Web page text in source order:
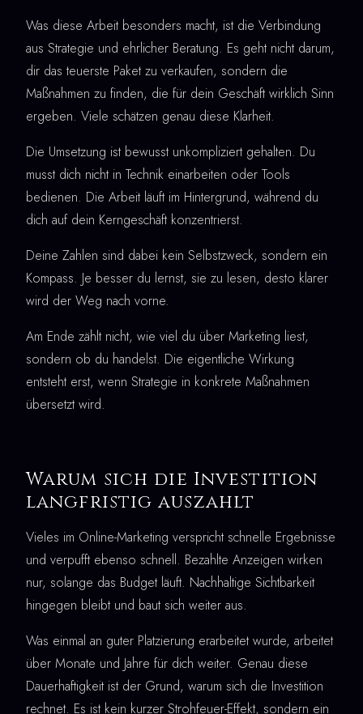
Was diese Arbeit besonders macht, ist die Verbindung
aus Strategie und ehrlicher Beratung. Es geht nicht darum,
dir das teuerste Paket zu verkaufen, sondern die
Maßnahmen zu finden, die für dein Geschäft wirklich Sinn
ergeben. Viele schätzen genau diese Klarheit.
Die Umsetzung ist bewusst unkompliziert gehalten. Du
musst dich nicht in Technik einarbeiten oder Tools
bedienen. Die Arbeit läuft im Hintergrund, während du
dich auf dein Kerngeschäft konzentrierst.
Deine Zahlen sind dabei kein Selbstzweck, sondern ein
Kompass. Je besser du lernst, sie zu lesen, desto klarer
wird der Weg nach vorne.
Am Ende zählt nicht, wie viel du über Marketing liest,
sondern ob du handelst. Die eigentliche Wirkung
entsteht erst, wenn Strategie in konkrete Maßnahmen
übersetzt wird.
Warum sich die Investition
langfristig auszahlt
Vieles im Online-Marketing verspricht schnelle Ergebnisse
und verpufft ebenso schnell. Bezahlte Anzeigen wirken
nur, solange das Budget läuft. Nachhaltige Sichtbarkeit
hingegen bleibt und baut sich weiter aus.
Was einmal an guter Platzierung erarbeitet wurde, arbeitet
über Monate und Jahre für dich weiter. Genau diese
Dauerhaftigkeit ist der Grund, warum sich die Investition
rechnet. Es ist kein kurzer Strohfeuer-Effekt, sondern ein